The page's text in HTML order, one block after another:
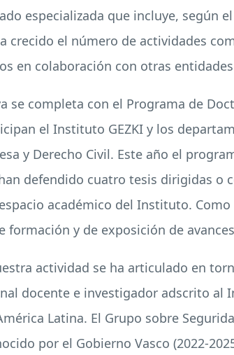
especializada que incluye, según
crecido el número de actividades
en colaboración con otras
se completa con el Programa de
el Instituto GEZKI y los
y Derecho Civil. Este año el
defendido cuatro tesis dirigidas o
académico del Instituto.
formación y de exposición de
actividad se ha articulado en
docente e investigador adscrito
Latina. El Grupo sobre
por el Gobierno Vasco (2022-